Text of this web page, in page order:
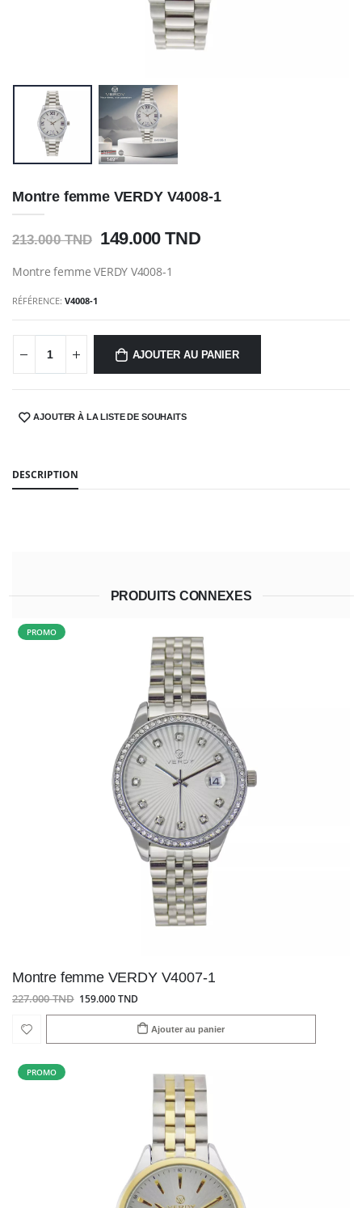
Montre femme VERDY V4008-1
213.000 TND 149.000 TND
Montre femme VERDY V4008-1
RÉFÉRENCE:V4008-1
AJOUTER AU PANIER
SHARE:AJOUTER À LA LISTE DE SOUHAITS
DESCRIPTION
PRODUITS CONNEXES
PROMO
Montre femme VERDY V4007-1
227.000 TND 159.000 TND
Ajouter au panier
PROMO